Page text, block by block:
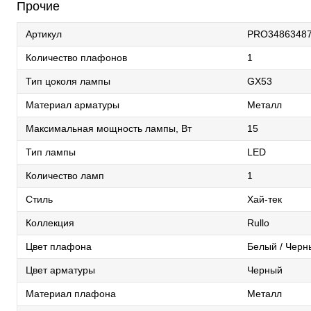
Прочие
Артикул
Количество плафонов 1
Тип цоколя лампы GX53
Материал арматуры Металл
Максимальная мощность лампы, Вт 15
Тип лампы LED
Количество ламп 1
Стиль Хай-тек
Коллекция Rullo
Цвет плафона Белый /
Цвет арматуры Черный
Материал плафона Металл